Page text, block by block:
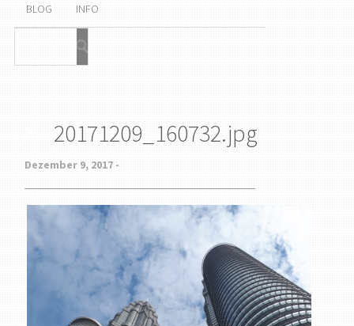
BLOG INFO
20171209_160732.jpg
Dezember 9, 2017 -